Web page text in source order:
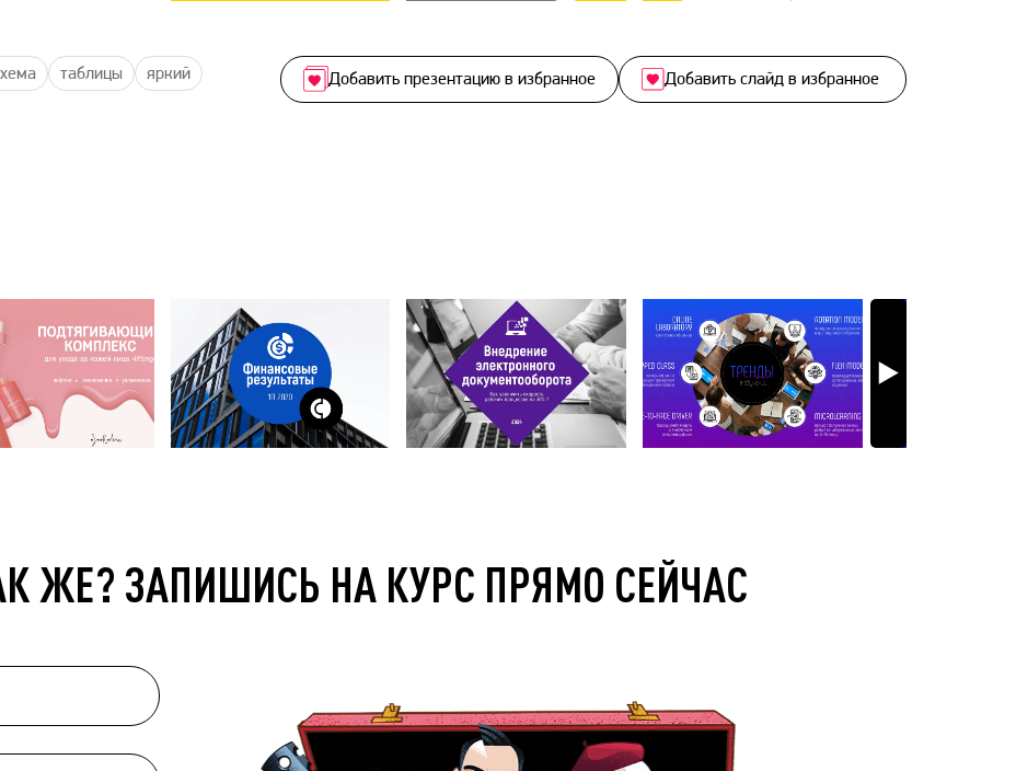
таблицы яркий Добавить презентацию в избранное Добавить слайд в избранное
ЖЕ? ЗАПИШИСЬ НА КУРС ПРЯМО СЕЙЧАС